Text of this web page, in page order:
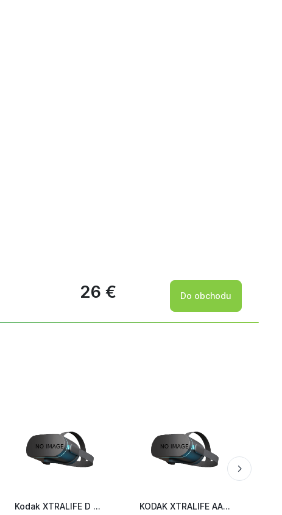
26 € Do obchodu
Kodak XTRALIFE D 2ks 30952058 KODAK XTRALIFE AA 4ks 30952027